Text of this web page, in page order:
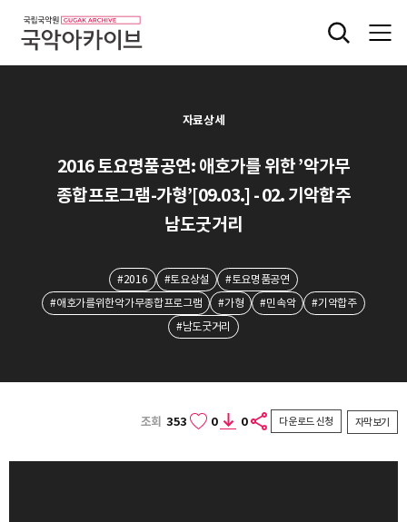
자료상세
2016 토요명품공연: 애호가를 위한 ’악가무
종합프로그램-가형’[09.03.] - 02. 기악합주
남도굿거리
#2016 #토요상설
#토요명품공연
#애호가를위한악가무종합프로그램
#가형 #민속악
#기악합주
#남도굿거리
조회 353 0 0 다운로드 신청 자막보기